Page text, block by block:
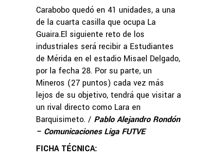
Carabobo quedó en 41 unidades, a una
de la cuarta casilla que ocupa La
Guaira.El siguiente reto de los
industriales será recibir a Estudiantes
de Mérida en el estadio Misael Delgado,
por la fecha 28. Por su parte, un
Mineros (27 puntos) cada vez más
lejos de su objetivo, tendrá que visitar a
un rival directo como Lara en
Barquisimeto. / Pablo Alejandro Rondón
– Comunicaciones Liga FUTVE
FICHA TÉCNICA: